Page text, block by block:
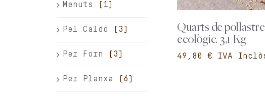
Menuts (1)
Pel Caldo (3)
Per Forn (3)
Per Planxa (6)
Quarts de pollastre
ecològic. 3,1 Kg
€